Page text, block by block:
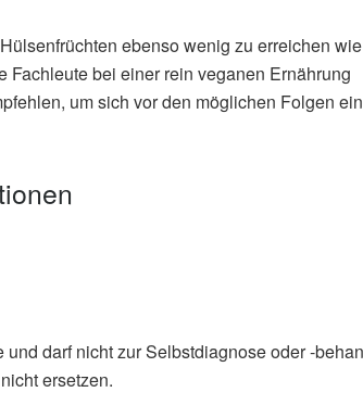
ebenso wenig zu erreichen
bei einer rein veganen Ernährung
um sich vor den möglichen Folgen
darf nicht zur Selbstdiagnose oder -
ersetzen.